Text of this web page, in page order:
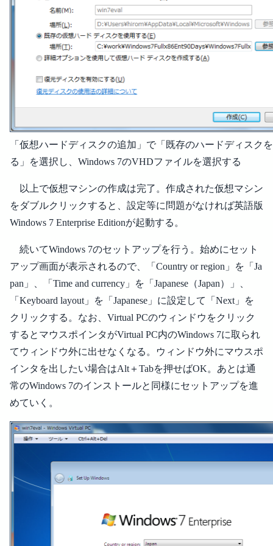
「仮想ハードディスクの追加」で「既存のハードディスク
る」を選択し、Windows 7のVHDファイルを選択する
以上で仮想マシンの作成は完了。作成された仮想マシン
をダブルクリックすると、設定等に問題がなければ英語版
Windows 7 Enterprise Editionが起動する。
続いてWindows 7のセットアップを行う。始めにセット
アップ画面が表示されるので、「Country or region」を「Ja
pan」、「Time and currency」を「Japanese（Japan）」、
「Keyboard layout」を「Japanese」に設定して「Next」を
クリックする。なお、Virtual PCのウィンドウをクリック
するとマウスポインタがVirtual PC内のWindows 7に取られ
てウィンドウ外に出せなくなる。ウィンドウ外にマウスポ
インタを出したい場合はAlt＋Tabを押せばOK。あとは通
常のWindows 7のインストールと同様にセットアップを進
めていく。